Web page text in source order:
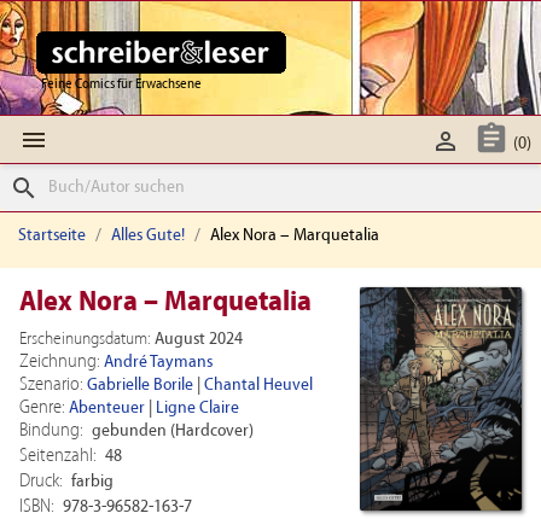
Feine Comics für Erwachsene
  (0)

search
Startseite Alles Gute! Alex Nora – Marquetalia
Alex Nora – Marquetalia
Erscheinungsdatum: August 2024
Zeichnung: André Taymans
Szenario: Gabrielle Borile Chantal Heuvel
Genre: Abenteuer Ligne Claire
Bindung: gebunden (Hardcover)
Seitenzahl: 48
Druck: farbig
ISBN: 978-3-96582-163-7